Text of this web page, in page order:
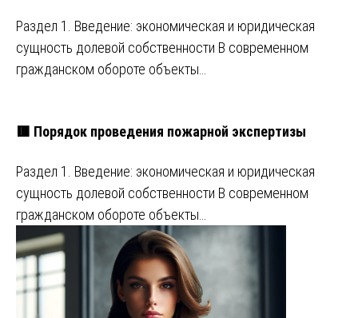
Раздел 1. Введение: экономическая и юридическая
сущность долевой собственности В современном
гражданском обороте объекты…
🟥 Порядок проведения пожарной экспертизы
Раздел 1. Введение: экономическая и юридическая
сущность долевой собственности В современном
гражданском обороте объекты…